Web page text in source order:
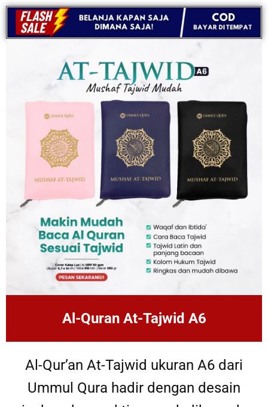
Al-Quran At-Tajwid A6
Al-Qur’an At-Tajwid ukuran A6 dari
Ummul Qura hadir dengan desain